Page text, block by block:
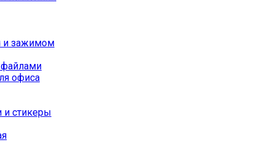
и зажимом
файлами
офиса
и стикеры